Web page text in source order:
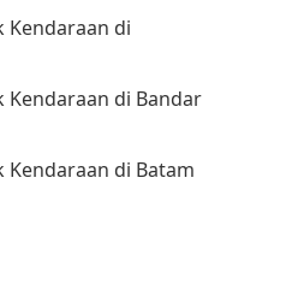
Kendaraan di
Kendaraan di Bandar
Kendaraan di Batam